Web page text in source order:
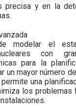
precisa y en la
modelar el
con
para la
un mayor número
una
los problemas